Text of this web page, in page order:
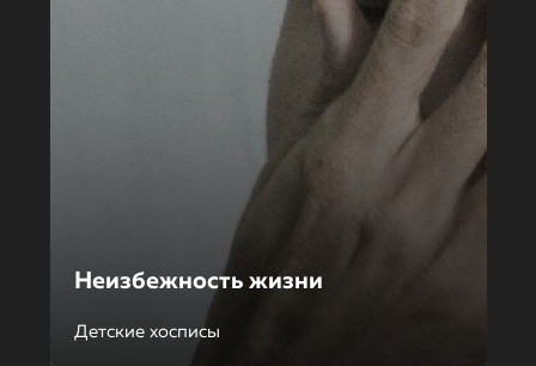
Неизбежность жизни
Детские хосписы